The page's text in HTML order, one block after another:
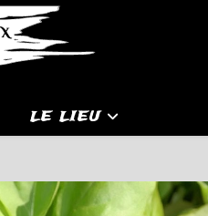
LE LIEU